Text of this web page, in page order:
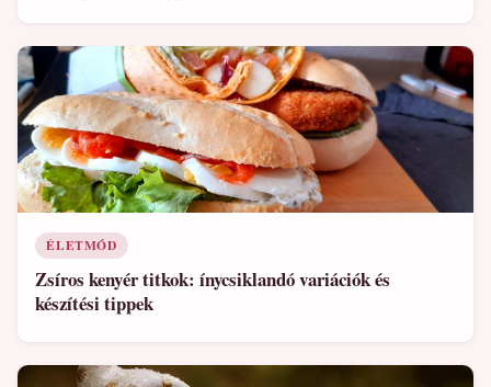
ÉLETMÓD
Zsíros kenyér titkok: ínycsiklandó variációk és
készítési tippek